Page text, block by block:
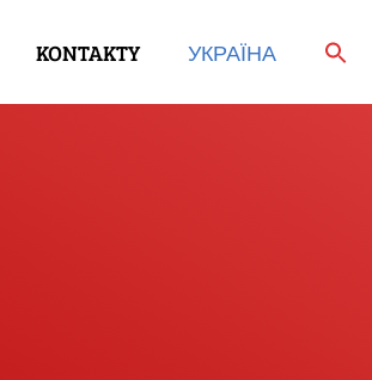
KONTAKTY УКРАЇНА